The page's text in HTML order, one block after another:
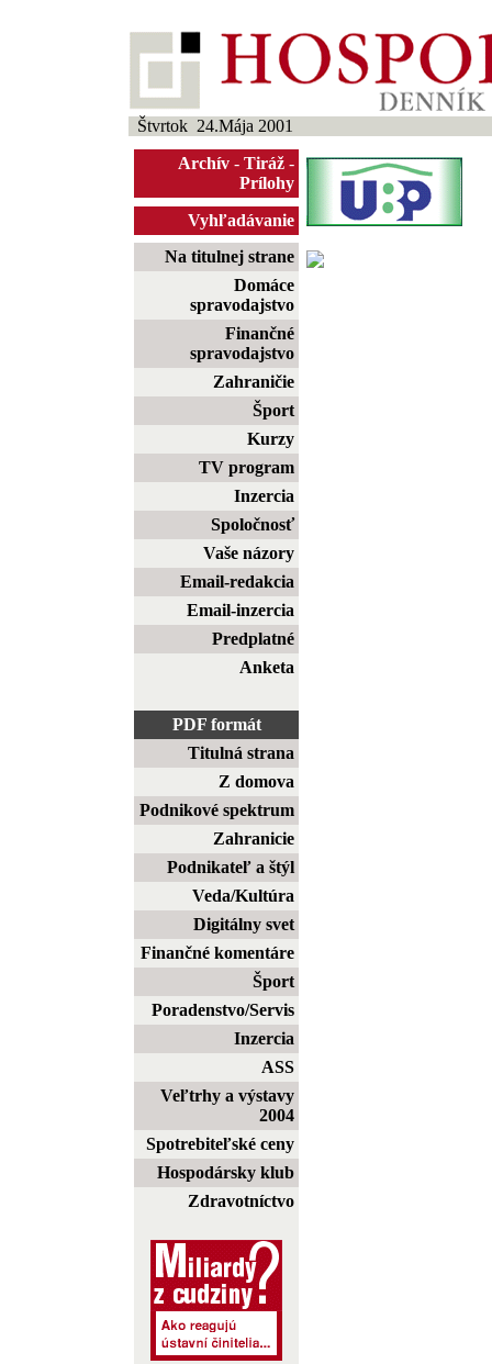
Štvrtok 24.Mája 2001
Archív - Tiráž -
Prílohy
Vyhľadávanie
Na titulnej strane
Domáce
spravodajstvo
Finančné
spravodajstvo
Zahraničie
Šport
Kurzy
TV program
Inzercia
Spoločnosť
Vaše názory
Email-redakcia
Email-inzercia
Predplatné
Anketa
PDF formát
Titulná strana
Z domova
Podnikové spektrum
Zahranicie
Podnikateľ a štýl
Veda/Kultúra
Digitálny svet
Finančné komentáre
Šport
Poradenstvo/Servis
Inzercia
ASS
Veľtrhy a výstavy
2004
Spotrebiteľské ceny
Hospodársky klub
Zdravotníctvo